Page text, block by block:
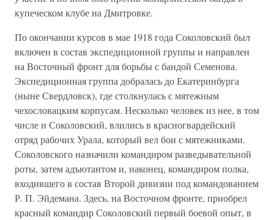
купеческом клубе на Дмитровке.
По окончании курсов в мае 1918 года Соколовский был
включен в состав экспедиционной группы и направлен
на Восточный фронт для борьбы с бандой Семенова.
Экспедиционная группа добралась до Екатеринбурга
(ныне Свердловск), где столкнулась с мятежным
чехословацким корпусам. Несколько человек из нее, в том
числе и Соколовский, влились в красногвардейский
отряд рабочих Урала, который вел бои с мятежниками.
Соколовского назначили командиром разведывательной
роты, затем адъютантом и, наконец, командиром полка,
входившего в состав Второй дивизии под командованием
Р. П. Эйдемана. Здесь, на Восточном фронте, приобрел
красный командир Соколовский первый боевой опыт, в